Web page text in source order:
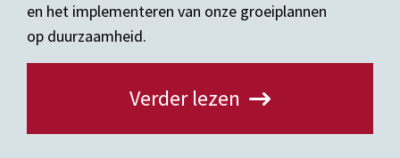
en het implementeren van onze groeiplannen
op duurzaamheid.
Verder lezen